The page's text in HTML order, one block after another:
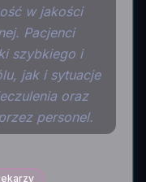
w jakości
Pacjenci
szybkiego i
jak i sytuacje
oraz
personel.